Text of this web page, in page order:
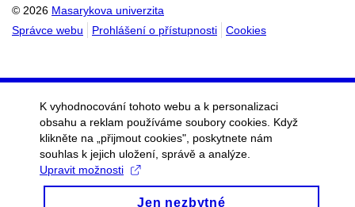
© 2026 Masarykova univerzita
Správce webu
Prohlášení o přístupnosti Cookies
K vyhodnocování tohoto webu a k personalizaci
obsahu a reklam používáme soubory cookies. Když
klikněte na „přijmout cookies", poskytnete nám
souhlas k jejich uložení, správě a analýze.
Upravit možnosti
Jen nezbytné